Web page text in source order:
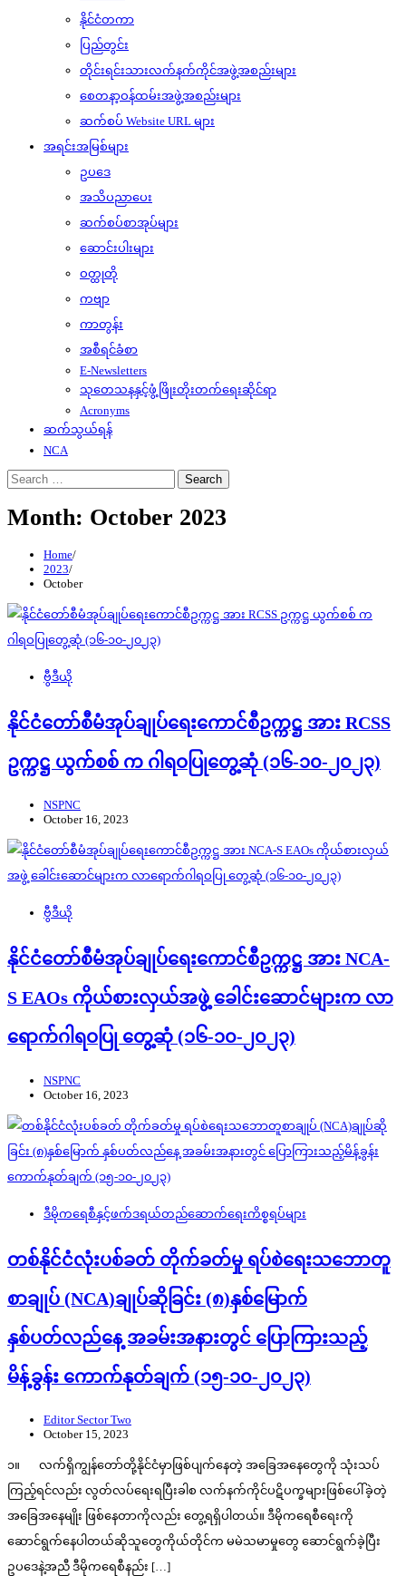
နိုင်ငံတကာ
ပြည်တွင်း
တိုင်းရင်းသားလက်နက်ကိုင်အဖွဲ့အစည်းများ
စေတနာ့ဝန်ထမ်းအဖွဲ့အစည်းများ
ဆက်စပ် Website URL များ
အရင်းအမြစ်များ
ဥပဒေ
အသိပညာပေး
ဆက်စပ်စာအုပ်များ
ဆောင်းပါးများ
ဝတ္ထုတို
ကဗျာ
ကာတွန်း
အစီရင်ခံစာ
E-Newsletters
သုတေသနနှင့်ဖွံ့ဖြိုးတိုးတက်ရေးဆိုင်ရာ
Acronyms
ဆက်သွယ်ရန်
NCA
Search
for:
Month: October 2023
Home
2023
October
ဗွီဒီယို
နိုင်ငံတော်စီမံအုပ်ချုပ်ရေးကောင်စီဥက္ကဋ္ဌ အား RCSS
ဥက္ကဋ္ဌ ယွက်စစ် က ဂါရဝပြုတွေ့ဆုံ (၁၆-၁၀-၂၀၂၃)
NSPNC
October 16, 2023
ဗွီဒီယို
နိုင်ငံတော်စီမံအုပ်ချုပ်ရေးကောင်စီဥက္ကဋ္ဌ အား NCA-
S EAOs ကိုယ်စားလှယ်အဖွဲ့ ခေါင်းဆောင်များက လာ
ရောက်ဂါရဝပြု တွေ့ဆုံ (၁၆-၁၀-၂၀၂၃)
NSPNC
October 16, 2023
ဒီမိုကရေစီနှင့်ဖက်ဒရယ်တည်ဆောက်‌ရေးကိစ္စရပ်များ
တစ်နိုင်ငံလုံးပစ်ခတ် တိုက်ခတ်မှု ရပ်စဲရေးသဘောတူ
စာချုပ် (NCA)ချုပ်ဆိုခြင်း (၈)နှစ်မြောက်
နှစ်ပတ်လည်နေ့ အခမ်းအနားတွင် ပြောကြားသည့်
မိန့်ခွန်း ကောက်နုတ်ချက် (၁၅-၁၀-၂၀၂၃)
Editor Sector Two
October 15, 2023
၁။ လက်ရှိကျွန်တော်တို့နိုင်ငံမှာဖြစ်ပျက်နေတဲ့ အခြေအနေတွေကို သုံးသပ်
ကြည့်ရင်လည်း လွတ်လပ်ရေးရပြီးခါစ လက်နက်ကိုင်ပဋိပက္ခများဖြစ်ပေါ်ခဲ့တဲ့
အခြေအနေမျိုး ဖြစ်နေတာကိုလည်း တွေ့ရရှိပါတယ်။ ဒီမိုကရေစီရေးကို
ဆောင်ရွက်နေပါတယ်ဆိုသူတွေကိုယ်တိုင်က မမဲသမာမှုတွေ ဆောင်ရွက်ခဲ့ပြီး
ဥပဒေနဲ့အညီ ဒီမိုကရေစီနည်း […]